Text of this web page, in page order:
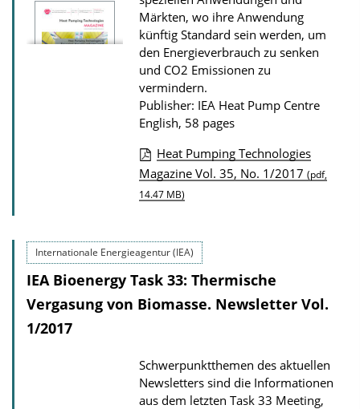
n
D
o
w
n
o
a
d
Märkten, wo ihre Anwendung
künftig Standard sein werden, um
den Energieverbrauch zu senken
und CO2 Emissionen zu
vermindern.
Publisher: IEA Heat Pump Centre
English, 58 pages
P
u
l
i
c
a
o
n
Heat Pumping Technologies
Magazine Vol. 35, No. 1/2017 (pdf,
14.47 MB)
Internationale Energieagentur (IEA)
IEA Bioenergy Task 33: Thermische
Vergasung von Biomasse. Newsletter Vol.
1/2017
Schwerpunktthemen des aktuellen
Newsletters sind die Informationen
aus dem letzten Task 33 Meeting,